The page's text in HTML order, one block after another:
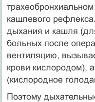
кашлевого
дыхания и кашля
больных после
вентиляцию,
крови кислородом),
(кислородное
Поэтому